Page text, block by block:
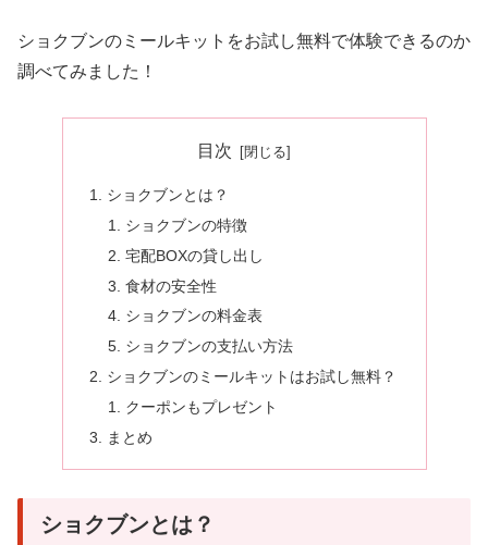
ショクブンのミールキットをお試し無料で体験できるのか
調べてみました！
目次
ショクブンとは？
ショクブンの特徴
宅配BOXの貸し出し
食材の安全性
ショクブンの料金表
ショクブンの支払い方法
ショクブンのミールキットはお試し無料？
クーポンもプレゼント
まとめ
ショクブンとは？